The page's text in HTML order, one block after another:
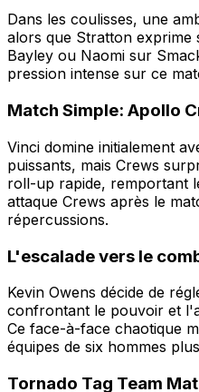
Dans les coulisses, une
alors que Stratton exprime
Bayley ou Naomi sur
pression intense sur ce
Match Simple: Apollo
Vinci domine initialement
puissants, mais Crews
roll-up rapide, remportant
attaque Crews après le
répercussions.
L'escalade vers le
Kevin Owens décide de
confrontant le pouvoir et
Ce face-à-face chaotique
équipes de six hommes
Tornado Tag Team